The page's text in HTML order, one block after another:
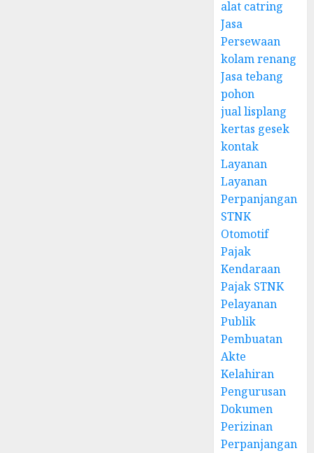
alat catring
Jasa
Persewaan
kolam renang
Jasa tebang
pohon
jual lisplang
kertas gesek
kontak
Layanan
Layanan
Perpanjangan
STNK
Otomotif
Pajak
Kendaraan
Pajak STNK
Pelayanan
Publik
Pembuatan
Akte
Kelahiran
Pengurusan
Dokumen
Perizinan
Perpanjangan